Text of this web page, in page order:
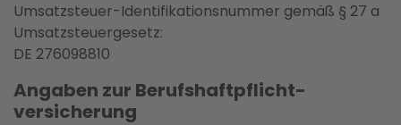
Umsatzsteuer-Identifikationsnummer gemäß § 27 a
Umsatzsteuergesetz:
DE 276098810
Angaben zur Berufs­haftpflicht­
versicherung